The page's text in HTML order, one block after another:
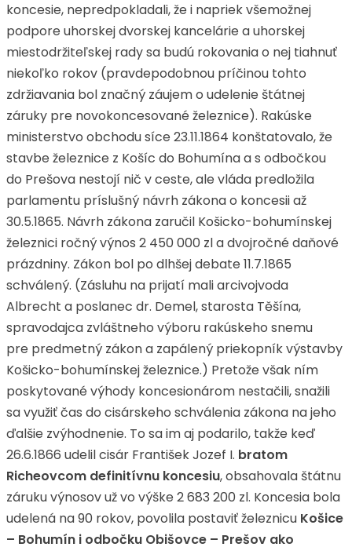
koncesie, nepredpokladali, že i napriek všemožnej
podpore uhorskej dvorskej kancelárie a uhorskej
miestodržiteľskej rady sa budú rokovania o nej tiahnuť
niekoľko rokov (pravdepodobnou príčinou tohto
zdržiavania bol značný záujem o udelenie štátnej
záruky pre novokoncesované železnice). Rakúske
ministerstvo obchodu síce 23.11.1864 konštatovalo, že
stavbe železnice z Košíc do Bohumína a s odbočkou
do Prešova nestojí nič v ceste, ale vláda predložila
parlamentu príslušný návrh zákona o koncesii až
30.5.1865. Návrh zákona zaručil Košicko-bohumínskej
železnici ročný výnos 2 450 000 zl a dvojročné daňové
prázdniny. Zákon bol po dlhšej debate 11.7.1865
schválený. (Zásluhu na prijatí mali arcivojvoda
Albrecht a poslanec dr. Demel, starosta Těšína,
spravodajca zvláštneho výboru rakúskeho snemu
pre predmetný zákon a zapálený priekopník výstavby
Košicko-bohumínskej železnice.) Pretože však ním
poskytované výhody koncesionárom nestačili, snažili
sa využiť čas do cisárskeho schválenia zákona na jeho
ďalšie zvýhodnenie. To sa im aj podarilo, takže keď
26.6.1866 udelil cisár František Jozef I. bratom
Richeovcom definitívnu koncesiu, obsahovala štátnu
záruku výnosov už vo výške 2 683 200 zl. Koncesia bola
udelená na 90 rokov, povolila postaviť železnicu Košice
– Bohumín i odbočku Obišovce – Prešov ako